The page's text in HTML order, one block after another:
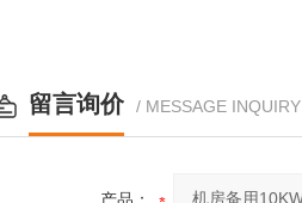
留言询价 / MESSAGE INQUIRY